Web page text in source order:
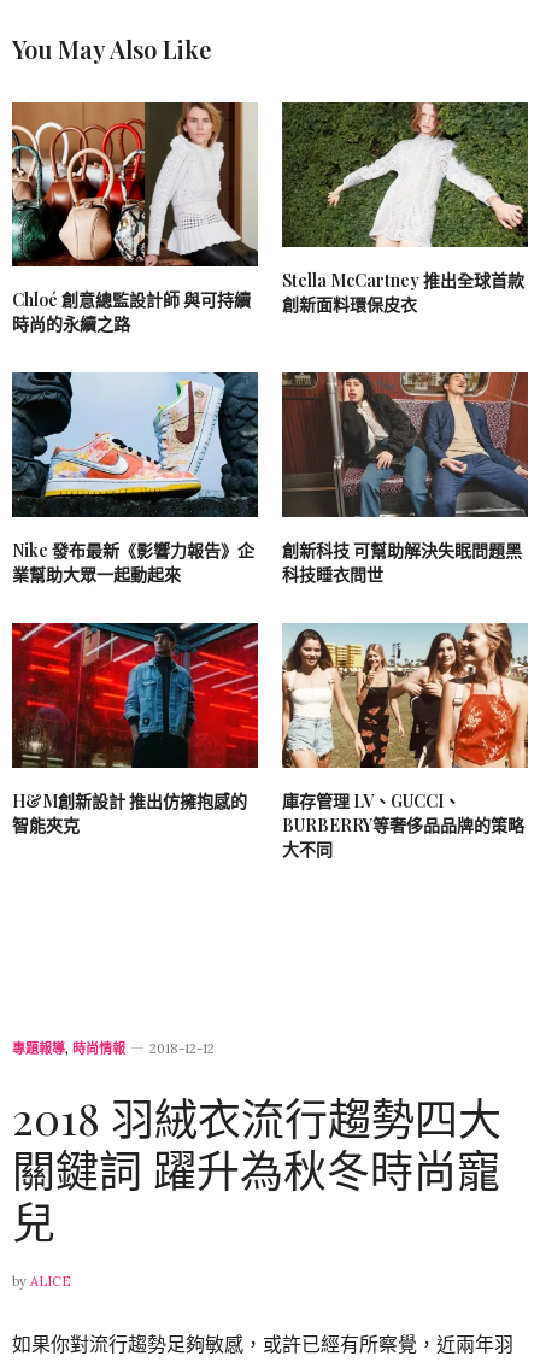
You May Also Like
Chloé 創意總監設計師 與可持續
時尚的永續之路
Stella McCartney 推出全球首款
創新面料環保皮衣
Nike 發布最新《影響力報告》企
業幫助大眾一起動起來
創新科技 可幫助解決失眠問題黑
科技睡衣問世
H&M創新設計 推出仿擁抱感的
智能夾克
庫存管理 LV、GUCCI、
BURBERRY等奢侈品品牌的策略
大不同
專題報導, 時尚情報 2018-12-12
2018 羽絨衣流行趨勢四大
關鍵詞 躍升為秋冬時尚寵
兒
by ALICE
如果你對流行趨勢足夠敏感，或許已經有所察覺，近兩年羽